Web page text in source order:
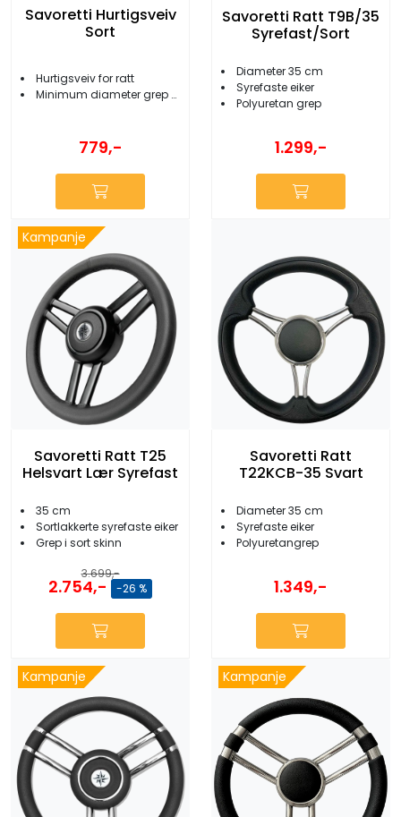
Savoretti Hurtigsveiv
Sort
Hurtigsveiv for ratt
Minimum diameter grep 28 mm
779,-
Savoretti Ratt T9B/35
Syrefast/Sort
Diameter 35 cm
Syrefaste eiker
Polyuretan grep
1.299,-
Kampanje
Savoretti Ratt T25
Helsvart Lær Syrefast
35 cm
Sortlakkerte syrefaste eiker
Grep i sort skinn
3.699,-
2.754,- -26 %
Savoretti Ratt
T22KCB-35 Svart
Diameter 35 cm
Syrefaste eiker
Polyuretangrep
1.349,-
Kampanje Kampanje